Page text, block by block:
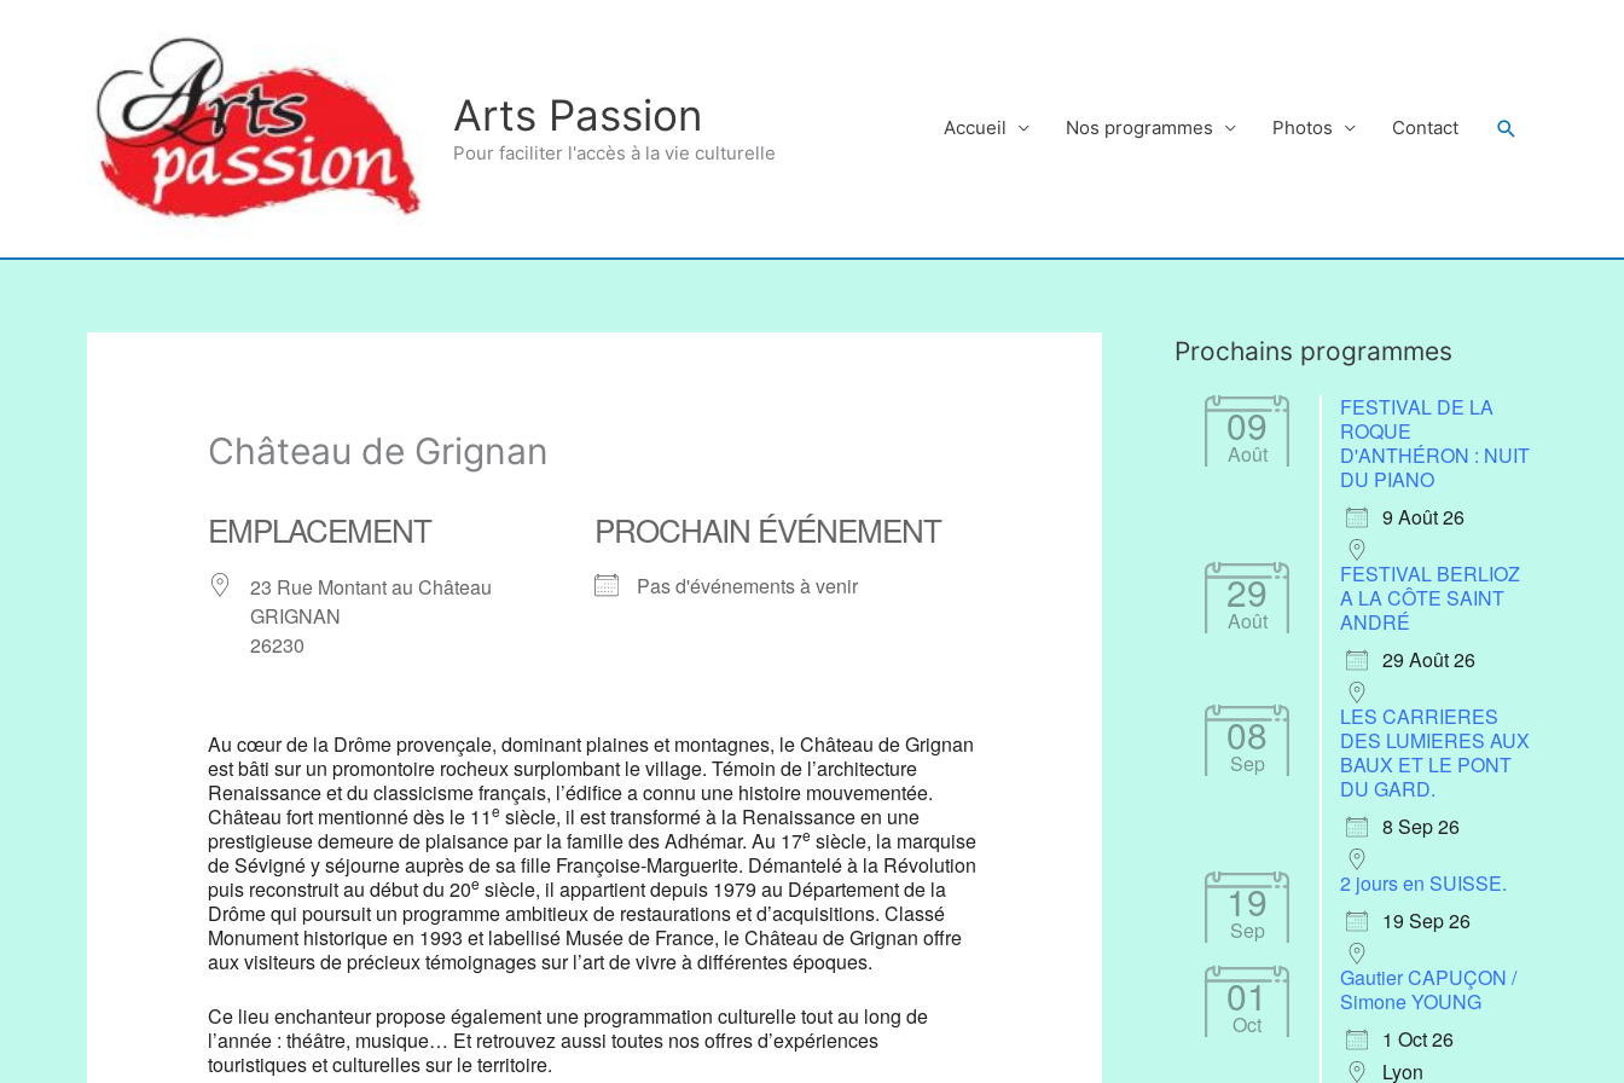
Arts Passion
Pour faciliter l'accès à la vie culturelle
Accueil Nos programmes Photos Contact Rechercher
Château de Grignan
EMPLACEMENT
23 Rue Montant au Château
GRIGNAN
26230
PROCHAIN ÉVÉNEMENT
Pas d'événements à venir
Au cœur de la Drôme provençale, dominant plaines et montagnes, le Château de Grignan
est bâti sur un promontoire rocheux surplombant le village. Témoin de l’architecture
Renaissance et du classicisme français, l’édifice a connu une histoire mouvementée.
Château fort mentionné dès le 11e siècle, il est transformé à la Renaissance en une
prestigieuse demeure de plaisance par la famille des Adhémar. Au 17e siècle, la marquise
de Sévigné y séjourne auprès de sa fille Françoise-Marguerite. Démantelé à la Révolution
puis reconstruit au début du 20e siècle, il appartient depuis 1979 au Département de la
Drôme qui poursuit un programme ambitieux de restaurations et d’acquisitions. Classé
Monument historique en 1993 et labellisé Musée de France, le Château de Grignan offre
aux visiteurs de précieux témoignages sur l’art de vivre à différentes époques.
Ce lieu enchanteur propose également une programmation culturelle tout au long de
l’année : théâtre, musique… Et retrouvez aussi toutes nos offres d’expériences
touristiques et culturelles sur le territoire.
Prochains programmes
09
Août
FESTIVAL DE LA
ROQUE
D'ANTHÉRON : NUIT
DU PIANO
9 Août 26
29
Août
FESTIVAL BERLIOZ
A LA CÔTE SAINT
ANDRÉ
29 Août 26
08
Sep
LES CARRIERES
DES LUMIERES AUX
BAUX ET LE PONT
DU GARD.
8 Sep 26
19
Sep
2 jours en SUISSE.
19 Sep 26
01
Oct
Gautier CAPUÇON /
Simone YOUNG
1 Oct 26
Lyon